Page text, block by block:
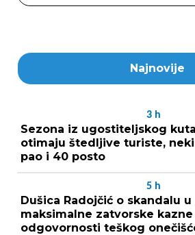
Najnovije
3 h
Sezona iz ugostiteljskog
otimaju štedljive turiste,
pao i 40 posto
5 h
Dušica Radojčić o skandalu
maksimalne zatvorske
odgovornosti teškog